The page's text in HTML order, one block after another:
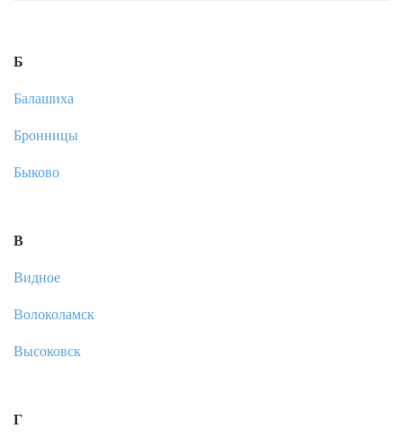
Б
Балашиха
Бронницы
Быково
В
Видное
Волоколамск
Высоковск
Г